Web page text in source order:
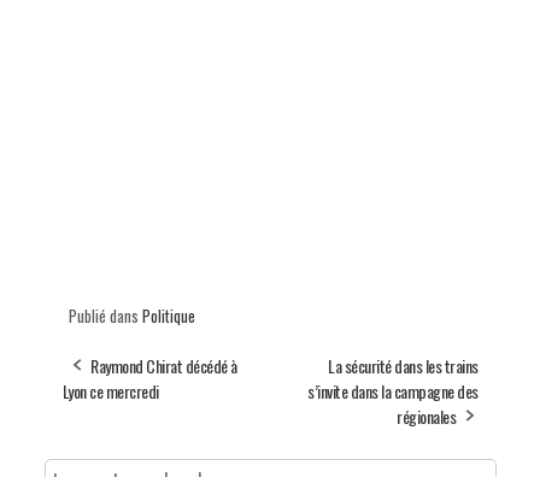
Publié dans Politique
Raymond Chirat décédé à
Lyon ce mercredi
La sécurité dans les trains
s’invite dans la campagne des
régionales